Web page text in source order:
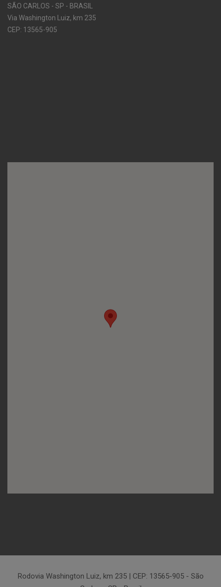
SÃO CARLOS - SP - BRASIL
Via Washington Luiz, km 235
CEP: 13565-905
Rodovia Washington Luiz, km 235 | CEP: 13565-905 - São